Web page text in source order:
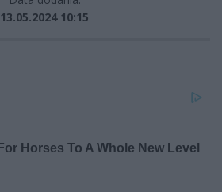
13.05.2024 10:15